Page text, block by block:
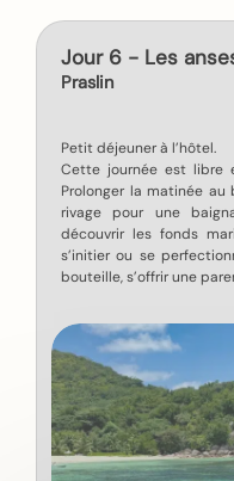
Jour 6 - Les
Praslin
Petit déjeuner à l’hôtel.
Cette journée est
Prolonger la matinée
rivage pour une
découvrir les fonds
s’initier ou se
bouteille, s’offrir une